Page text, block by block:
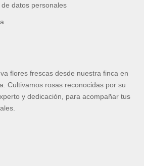
datos personales
flores frescas desde nuestra finca en
Cultivamos rosas reconocidas por su
y dedicación, para acompañar tus